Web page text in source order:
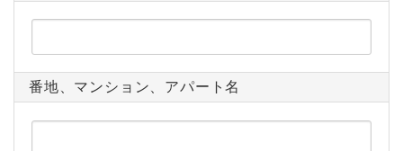
番地、マンション、アパート名